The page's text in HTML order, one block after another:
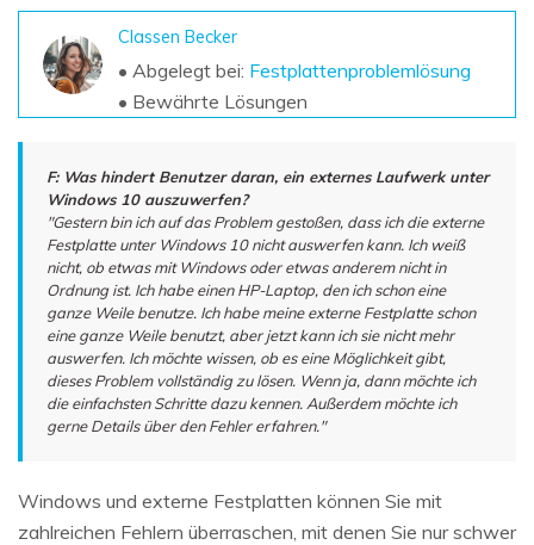
Weitere Produkte
UBackit - Datensicherung
Classen Becker
• Abgelegt bei: Festplattenproblemlösung
• Bewährte Lösungen
F: Was hindert Benutzer daran, ein externes Laufwerk unter
Windows 10 auszuwerfen?
"Gestern bin ich auf das Problem gestoßen, dass ich die externe
Festplatte unter Windows 10 nicht auswerfen kann. Ich weiß
nicht, ob etwas mit Windows oder etwas anderem nicht in
Ordnung ist. Ich habe einen HP-Laptop, den ich schon eine
ganze Weile benutze. Ich habe meine externe Festplatte schon
eine ganze Weile benutzt, aber jetzt kann ich sie nicht mehr
auswerfen. Ich möchte wissen, ob es eine Möglichkeit gibt,
dieses Problem vollständig zu lösen. Wenn ja, dann möchte ich
die einfachsten Schritte dazu kennen. Außerdem möchte ich
gerne Details über den Fehler erfahren."
Windows und externe Festplatten können Sie mit
zahlreichen Fehlern überraschen, mit denen Sie nur schwer